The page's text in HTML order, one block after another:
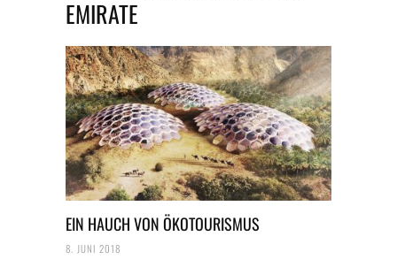
EMIRATE
EIN HAUCH VON ÖKOTOURISMUS
8. JUNI 2018